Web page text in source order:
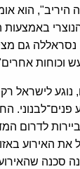
הוא
באמצעות
נסראללה גם
וכוחות
נוגע לישראל
לדרום
את האירוע
סכנה